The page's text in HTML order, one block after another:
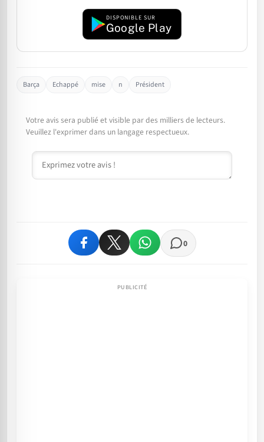
DISPONIBLE SUR
Google Play
Barça Echappé mise n Président
Votre avis sera publié et visible par des milliers de lecteurs.
Veuillez l'exprimer dans un langage respectueux.
Commentaire
0